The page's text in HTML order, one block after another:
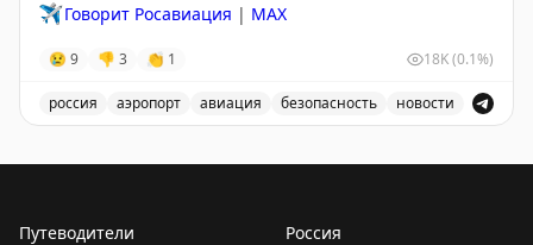
✈️ Говорит Росавиация | МАХ
😢 9 👎 3 👏 1 18K(0.1%)
россия аэропорт авиация безопасность новости
Путеводители
Россия